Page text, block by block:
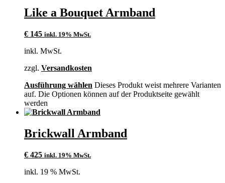
Like a Bouquet Armband
€ 145 inkl. 19% MwSt.
inkl. MwSt.
zzgl. Versandkosten
Ausführung wählen Dieses Produkt weist mehrere Varianten
auf. Die Optionen können auf der Produktseite gewählt
werden
Brickwall Armband
€ 425 inkl. 19% MwSt.
inkl. 19 % MwSt.